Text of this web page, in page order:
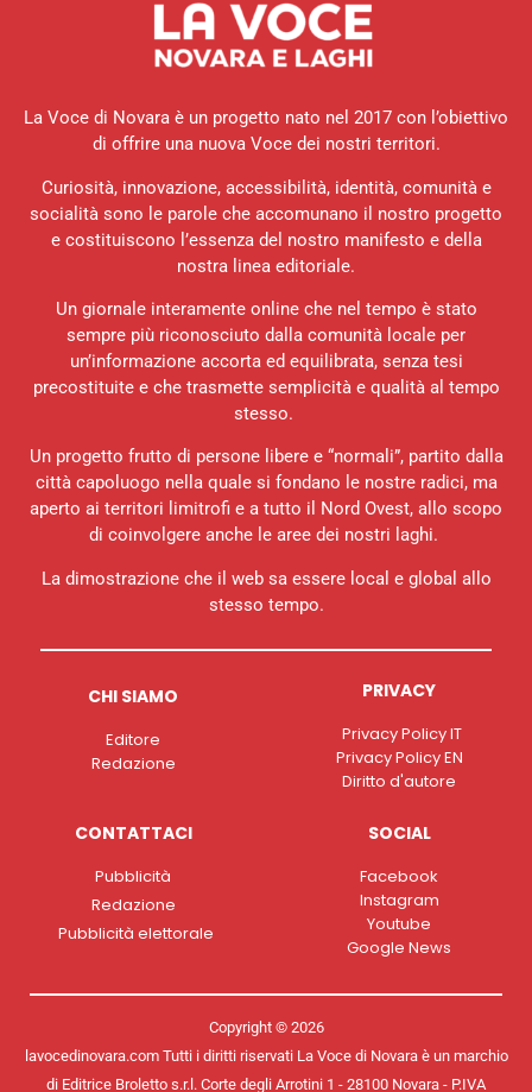
La Voce di Novara è un progetto nato nel 2017 con l’obiettivo
di offrire una nuova Voce dei nostri territori.
Curiosità, innovazione, accessibilità, identità, comunità e
socialità sono le parole che accomunano il nostro progetto
e costituiscono l’essenza del nostro manifesto e della
nostra linea editoriale.
Un giornale interamente online che nel tempo è stato
sempre più riconosciuto dalla comunità locale per
un’informazione accorta ed equilibrata, senza tesi
precostituite e che trasmette semplicità e qualità al tempo
stesso.
Un progetto frutto di persone libere e “normali”, partito dalla
città capoluogo nella quale si fondano le nostre radici, ma
aperto ai territori limitrofi e a tutto il Nord Ovest, allo scopo
di coinvolgere anche le aree dei nostri laghi.
La dimostrazione che il web sa essere local e global allo
stesso tempo.
CHI SIAMO
Editore
Redazione
PRIVACY
Privacy Policy IT
Privacy Policy EN
Diritto d'autore
CONTATTACI
Pubblicità
Redazione
Pubblicità elettorale
SOCIAL
Facebook
Instagram
Youtube
Google News
Copyright © 2026
lavocedinovara.com Tutti i diritti riservati La Voce di Novara è un marchio
di Editrice Broletto s.r.l. Corte degli Arrotini 1 - 28100 Novara - P.IVA